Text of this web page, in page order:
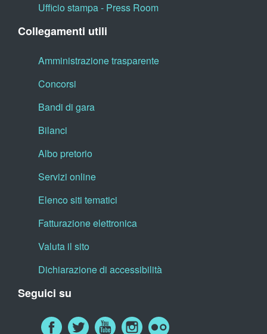
Ufficio stampa - Press Room
Collegamenti utili
Amministrazione trasparente
Concorsi
Bandi di gara
Bilanci
Albo pretorio
Servizi online
Elenco siti tematici
Fatturazione elettronica
Valuta il sito
Dichiarazione di accessibilità
Seguici su